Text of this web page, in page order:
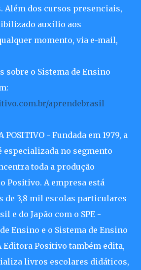
Além dos cursos presenciais,
auxílio aos
momento, via e-mail,
sobre o Sistema de Ensino
aprendebrasil
POSITIVO - Fundada em 1979, a
especializada no segmento
toda a produção
Positivo. A empresa está
de 3,8 mil escolas particulares
e do Japão com o SPE -
Ensino e o Sistema de Ensino
Editora Positivo também edita,
livros escolares didáticos,